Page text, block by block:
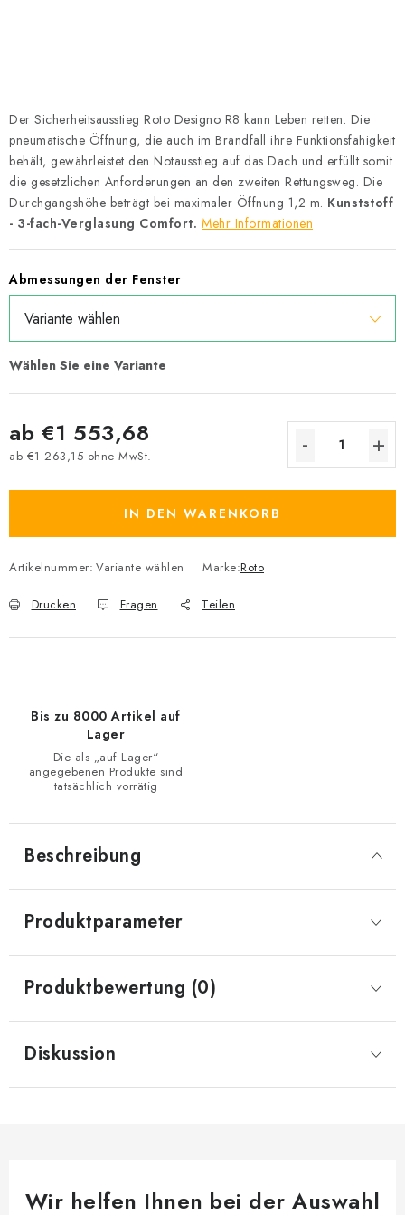
Der Sicherheitsausstieg Roto Designo R8 kann Leben retten. Die
pneumatische Öffnung, die auch im Brandfall ihre Funktionsfähigkeit
behält, gewährleistet den Notausstieg auf das Dach und erfüllt somit
die gesetzlichen Anforderungen an den zweiten Rettungsweg. Die
Durchgangshöhe beträgt bei maximaler Öffnung 1,2 m. Kunststoff
- 3-fach-Verglasung Comfort. Mehr Informationen
Abmessungen der Fenster
ab €1 553,68
ab €1 263,15 ohne MwSt.
IN DEN WARENKORB
Artikelnummer: Variante wählen Marke:Roto
Drucken Fragen Teilen
Bis zu 8000 Artikel auf
Lager
Die als „auf Lager“
angegebenen Produkte sind
tatsächlich vorrätig
Beschreibung
Produktparameter
Produktbewertung (0)
Diskussion
Wir helfen Ihnen bei der Auswahl